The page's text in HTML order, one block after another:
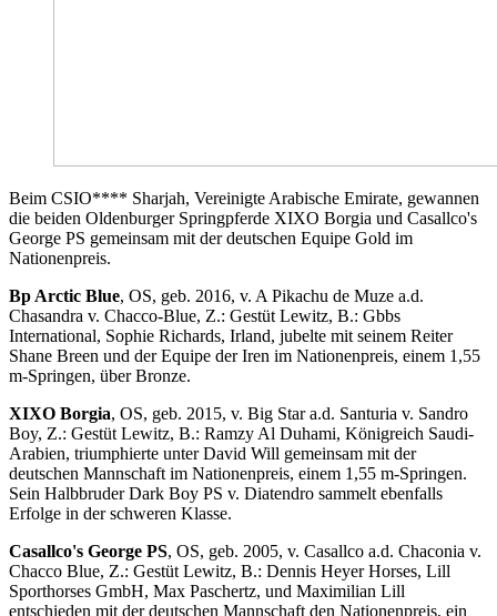
Beim CSIO**** Sharjah, Vereinigte Arabische Emirate, gewannen
die beiden Oldenburger Springpferde XIXO Borgia und Casallco's
George PS gemeinsam mit der deutschen Equipe Gold im
Nationenpreis.
Bp Arctic Blue, OS, geb. 2016, v. A Pikachu de Muze a.d.
Chasandra v. Chacco-Blue, Z.: Gestüt Lewitz, B.: Gbbs
International, Sophie Richards, Irland, jubelte mit seinem Reiter
Shane Breen und der Equipe der Iren im Nationenpreis, einem 1,55
m-Springen, über Bronze.
XIXO Borgia, OS, geb. 2015, v. Big Star a.d. Santuria v. Sandro
Boy, Z.: Gestüt Lewitz, B.: Ramzy Al Duhami, Königreich Saudi-
Arabien, triumphierte unter David Will gemeinsam mit der
deutschen Mannschaft im Nationenpreis, einem 1,55 m-Springen.
Sein Halbbruder Dark Boy PS v. Diatendro sammelt ebenfalls
Erfolge in der schweren Klasse.
Casallco's George PS, OS, geb. 2005, v. Casallco a.d. Chaconia v.
Chacco Blue, Z.: Gestüt Lewitz, B.: Dennis Heyer Horses, Lill
Sporthorses GmbH, Max Paschertz, und Maximilian Lill
entschieden mit der deutschen Mannschaft den Nationenpreis, ein